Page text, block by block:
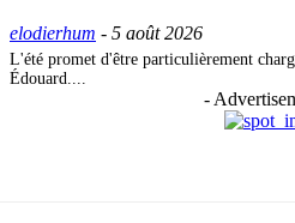
elodierhum - 5 août 2026
L'été promet d'être particulièrement
Édouard....
-